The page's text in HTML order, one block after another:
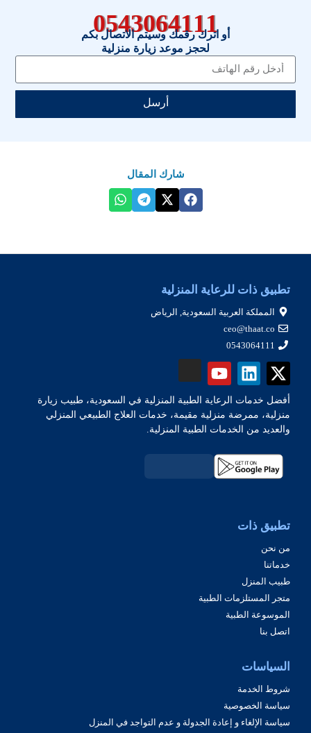
0543064111
أو اترك رقمك وسيتم الاتصال بكم
لحجز موعد زيارة منزلية
أرسل
شارك المقال
تطبيق ذات للرعاية المنزلية
المملكة العربية السعودية, الرياض
ceo@thaat.co
0543064111
أفضل خدمات الرعاية الطبية المنزلية في السعودية، طبيب زيارة
منزلية، ممرضة منزلية مقيمة، خدمات العلاج الطبيعي المنزلي
والعديد من الخدمات الطبية المنزلية.
تطبيق ذات
من نحن
خدماتنا
طبيب المنزل
متجر المستلزمات الطبية
الموسوعة الطبية
اتصل بنا
السياسات
شروط الخدمة
سياسة الخصوصية
سياسة الإلغاء و إعادة الجدولة و عدم التواجد في المنزل